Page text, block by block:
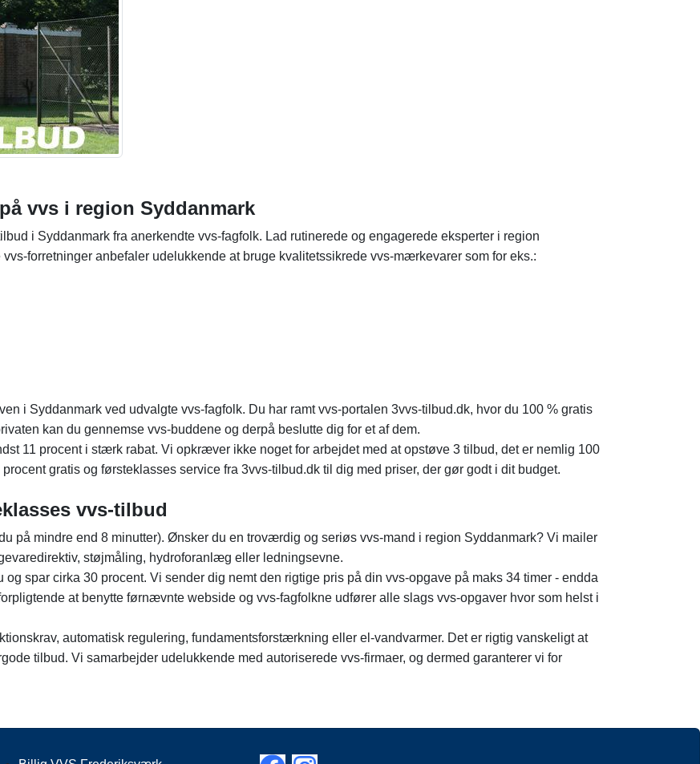
vvs i region Syddanmark
i Syddanmark fra anerkendte vvs-fagfolk. Lad rutinerede og engagerede eksperter i region
forretninger anbefaler udelukkende at bruge kvalitetssikrede vvs-mærkevarer som for eks.:
i Syddanmark ved udvalgte vvs-fagfolk. Du har ramt vvs-portalen 3vvs-tilbud.dk, hvor du 100 % gratis
kan du gennemse vvs-buddene og derpå beslutte dig for et af dem.
11 procent i stærk rabat. Vi opkræver ikke noget for arbejdet med at opstøve 3 tilbud, det er nemlig 100
gratis og førsteklasses service fra 3vvs-tilbud.dk til dig med priser, der gør godt i dit budget.
vvs-tilbud
på mindre end 8 minutter). Ønsker du en troværdig og seriøs vvs-mand i region Syddanmark? Vi mailer
støjmåling, hydroforanlæg eller ledningsevne.
spar cirka 30 procent. Vi sender dig nemt den rigtige pris på din vvs-opgave på maks 34 timer - endda
at benytte førnævnte webside og vvs-fagfolkne udfører alle slags vvs-opgaver hvor som helst i
automatisk regulering, fundamentsforstærkning eller el-vandvarmer. Det er rigtig vanskeligt at
tilbud. Vi samarbejder udelukkende med autoriserede vvs-firmaer, og dermed garanterer vi for